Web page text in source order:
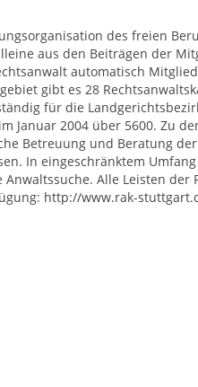
des freien
aus den Beiträgen der
automatisch
gibt es 28
für die
Januar 2004 über 5600. Zu
Betreuung und Beratung
In eingeschränktem
Alle Leisten der
http://www.rak-